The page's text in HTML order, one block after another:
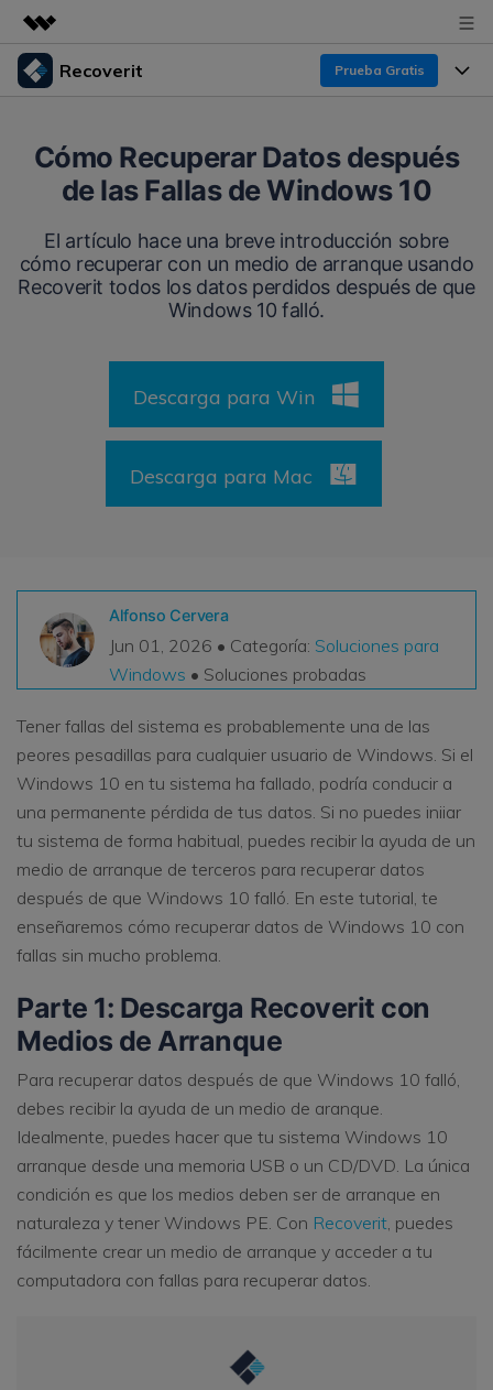
Productos destacados
Utilidades
Empresas
Resumen
Sala de prensa
Recoverit Prueba Gratis
Líder en recuperación para Windows
Pruébalo Gratis
Recoverit para Mac
Recupera datos ilimitados del sistema Mac
Pruébalo Gratis
Recupera datos perdidos/eliminados gratis
Pruébalo Gratis
Otros Productos
Repairit - Reparar Datos
UBackit - Respaldar Datos
Funciones
Recuperar de Unidades
Recuperar Medios Borrados
Recuperar Documentos
Recursos
Historias de Clientes
Temas Destacados
DESCARGAR Sign In
Cómo Recuperar Datos después
de las Fallas de Windows 10
El artículo hace una breve introducción sobre
cómo recuperar con un medio de arranque usando
Recoverit todos los datos perdidos después de que
Windows 10 falló.
Descarga para Win
Descarga para Mac
Alfonso Cervera
Jun 01, 2026 • Categoría: Soluciones para
Windows • Soluciones probadas
Tener fallas del sistema es probablemente una de las
peores pesadillas para cualquier usuario de Windows. Si el
Windows 10 en tu sistema ha fallado, podría conducir a
una permanente pérdida de tus datos. Si no puedes iniiar
tu sistema de forma habitual, puedes recibir la ayuda de un
medio de arranque de terceros para recuperar datos
después de que Windows 10 falló. En este tutorial, te
enseñaremos cómo recuperar datos de Windows 10 con
fallas sin mucho problema.
Parte 1: Descarga Recoverit con
Medios de Arranque
Para recuperar datos después de que Windows 10 falló,
debes recibir la ayuda de un medio de aranque.
Idealmente, puedes hacer que tu sistema Windows 10
arranque desde una memoria USB o un CD/DVD. La única
condición es que los medios deben ser de arranque en
naturaleza y tener Windows PE. Con Recoverit , puedes
fácilmente crear un medio de arranque y acceder a tu
computadora con fallas para recuperar datos.